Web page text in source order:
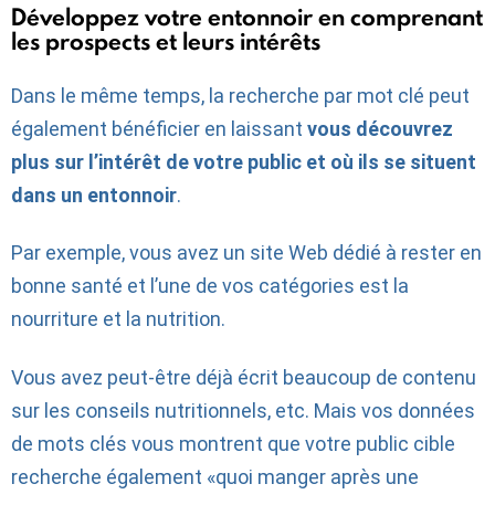
Développez votre entonnoir en comprenant
les prospects et leurs intérêts
Dans le même temps, la recherche par mot clé peut
également bénéficier en laissant vous découvrez
plus sur l’intérêt de votre public et où ils se situent
dans un entonnoir.
Par exemple, vous avez un site Web dédié à rester en
bonne santé et l’une de vos catégories est la
nourriture et la nutrition.
Vous avez peut-être déjà écrit beaucoup de contenu
sur les conseils nutritionnels, etc. Mais vos données
de mots clés vous montrent que votre public cible
recherche également «quoi manger après une